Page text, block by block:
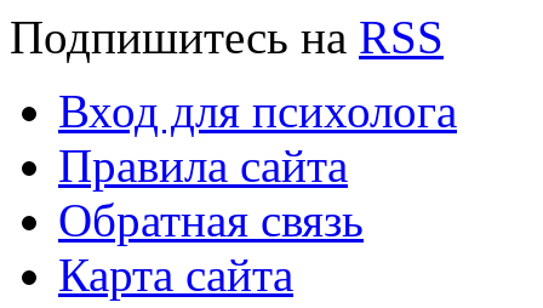
Подпишитесь на RSS
Вход для психолога
Правила сайта
Обратная связь
Карта сайта